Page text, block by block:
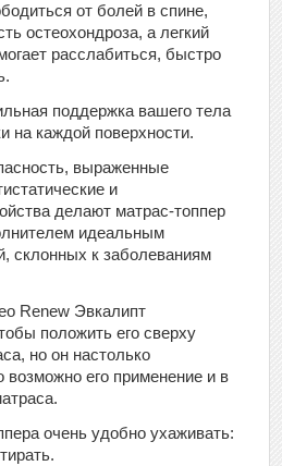
от болей в спине,
остеохондроза, а легкий
расслабиться, быстро
поддержка вашего тела
на каждой поверхности.
выраженные
и
делают матрас-топпер
идеальным
склонных к заболеваниям
Renew Эвкалипт
положить его сверху
но он настолько
его применение и в
очень удобно ухаживать: